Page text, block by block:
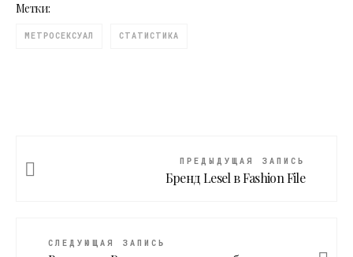
Метки:
МЕТРОСЕКСУАЛ СТАТИСТИКА
ПРЕДЫДУЩАЯ ЗАПИСЬ
Бренд Lesel в Fashion File
СЛЕДУЮЩАЯ ЗАПИСЬ